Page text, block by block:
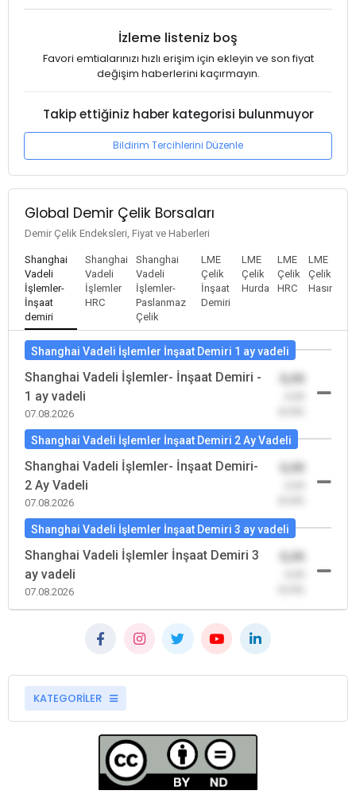
İzleme listeniz boş
Favori emtialarınızı hızlı erişim için ekleyin ve son fiyat
değişim haberlerini kaçırmayın.
Takip ettiğiniz haber kategorisi bulunmuyor
Bildirim Tercihlerini Düzenle
Global Demir Çelik Borsaları
Demir Çelik Endeksleri, Fiyat ve Haberleri
Shanghai
Vadeli
İşlemler-
İnşaat
demiri
Shanghai
Vadeli
İşlemler
HRC
Shanghai
Vadeli
İşlemler-
Paslanmaz
Çelik
LME
Çelik
İnşaat
Demiri
LME
Çelik
Hurda
LME
Çelik
HRC
LME
Çelik
Hasır
Shanghai Vadeli İşlemler İnşaat Demiri 1 ay vadeli
Shanghai Vadeli İşlemler- İnşaat Demiri -
1 ay vadeli
07.08.2026
Shanghai Vadeli İşlemler İnşaat Demiri 2 Ay Vadeli
Shanghai Vadeli İşlemler- İnşaat Demiri-
2 Ay Vadeli
07.08.2026
Shanghai Vadeli İşlemler İnşaat Demiri 3 ay vadeli
Shanghai Vadeli İşlemler İnşaat Demiri 3
ay vadeli
07.08.2026
KATEGORİLER